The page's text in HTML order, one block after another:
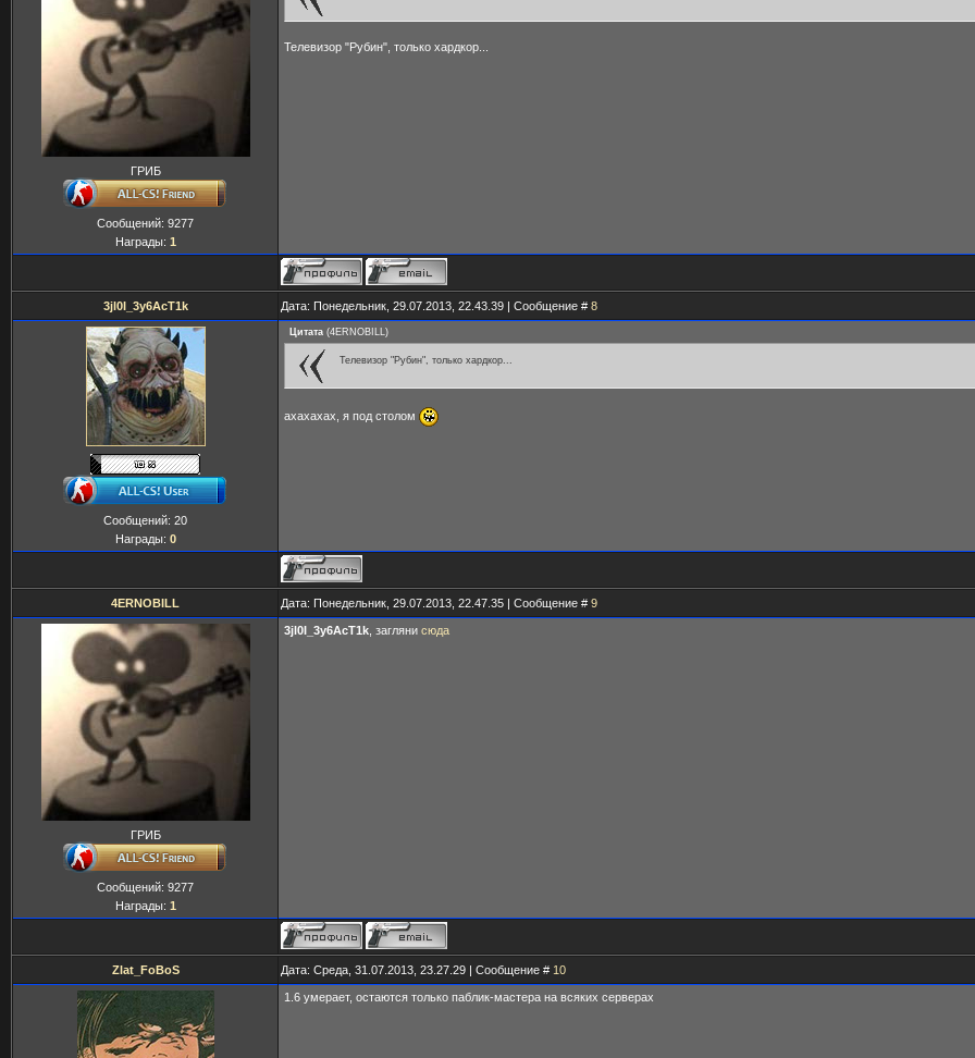
ГРИБ
Сообщений: 9277
Награды: 1
Телевизор "Рубин", только хардкор...
3jl0I_3y6AcT1k Дата: Понедельник, 29.07.2013, 22.43.39 | Сообщение # 8
Сообщений: 20
Награды: 0
Цитата (4ERNOBILL)
Телевизор "Рубин", только хардкор...
ахахахах, я под столом
4ERNOBILL Дата: Понедельник, 29.07.2013, 22.47.35 | Сообщение # 9
ГРИБ
Сообщений: 9277
Награды: 1
3jl0I_3y6AcT1k , загляни сюда
Zlat_FoBoS Дата: Среда, 31.07.2013, 23.27.29 | Сообщение # 10
1.6 умерает, остаются только паблик-мастера на всяких серверах